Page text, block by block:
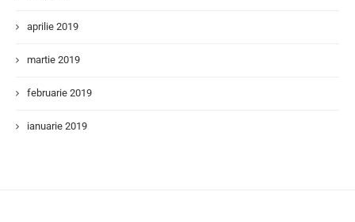
aprilie 2019
martie 2019
februarie 2019
ianuarie 2019